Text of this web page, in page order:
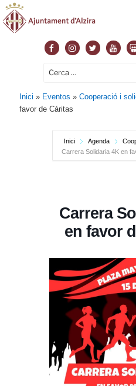
FacebookInstagram
Twitter
Cerca:
Inici » Eventos »Cooperació i
favor de Cáritas
Inici Agenda
Carrera Solidaria 4K en
Carrera
en favor